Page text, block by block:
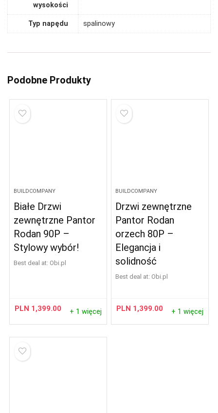
wysokości
Typ napędu spalinowy
Podobne Produkty
BUILDCOMPANY
Białe Drzwi
zewnętrzne Pantor
Rodan 90P –
Stylowy wybór!
Best deal at: obi.pl
PLN 1,399.00 + 1 więcej
BUILDCOMPANY
Drzwi zewnętrzne
Pantor Rodan
orzech 80P –
Elegancja i
solidność
Best deal at: obi.pl
PLN 1,399.00 + 1 więcej